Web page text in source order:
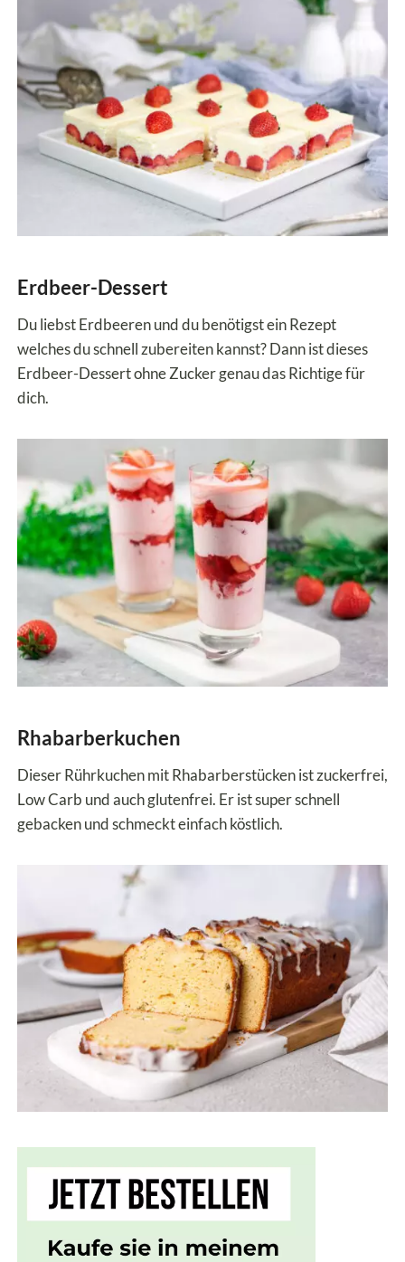
Erdbeer-Dessert
Du liebst Erdbeeren und du benötigst ein Rezept
welches du schnell zubereiten kannst? Dann ist dieses
Erdbeer-Dessert ohne Zucker genau das Richtige für
dich.
Rhabarberkuchen
Dieser Rührkuchen mit Rhabarberstücken ist zuckerfrei,
Low Carb und auch glutenfrei. Er ist super schnell
gebacken und schmeckt einfach köstlich.